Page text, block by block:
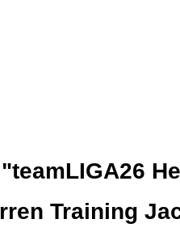
Training